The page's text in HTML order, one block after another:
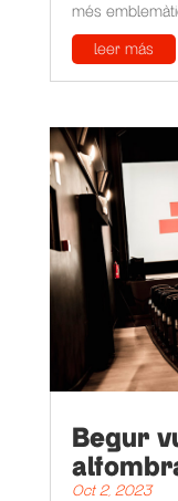
més
leer más
Begur
Oct 2, 2023